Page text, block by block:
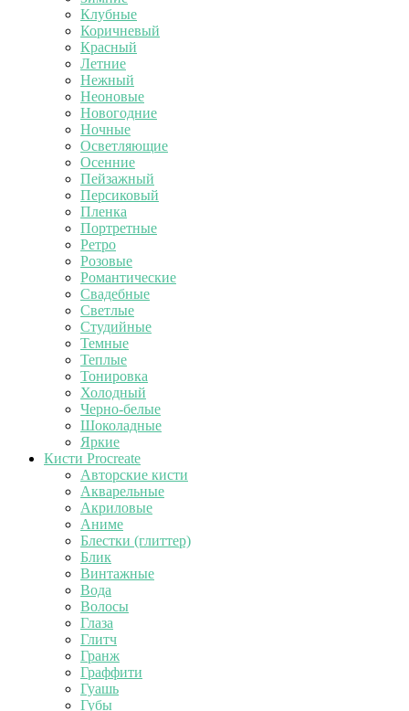
Клубные
Коричневый
Красный
Летние
Нежный
Неоновые
Новогодние
Ночные
Осветляющие
Осенние
Пейзажный
Персиковый
Пленка
Портретные
Ретро
Розовые
Романтические
Свадебные
Светлые
Студийные
Темные
Теплые
Тонировка
Холодный
Черно-белые
Шоколадные
Яркие
Кисти Procreate
Авторские кисти
Акварельные
Акриловые
Аниме
Блестки (глиттер)
Блик
Винтажные
Вода
Волосы
Глаза
Глитч
Гранж
Граффити
Гуашь
Губы